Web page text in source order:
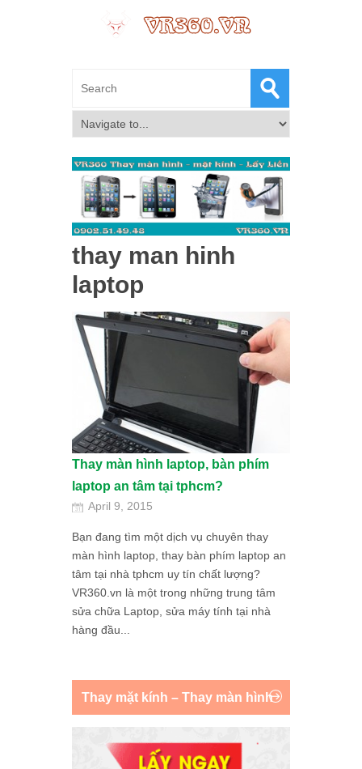
thay man hinh
laptop
Thay màn hình laptop, bàn phím
laptop an tâm tại tphcm?
April 9, 2015
Bạn đang tìm một dịch vụ chuyên thay
màn hình laptop, thay bàn phím laptop an
tâm tại nhà tphcm uy tín chất lượng?
VR360.vn là một trong những trung tâm
sửa chữa Laptop, sửa máy tính tại nhà
hàng đầu...
Thay mặt kính – Thay màn hình